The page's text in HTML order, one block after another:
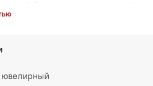
Талисман Денежный мешок
этот амулет имеет размер 24 мм и
всех финансовых вопросах.